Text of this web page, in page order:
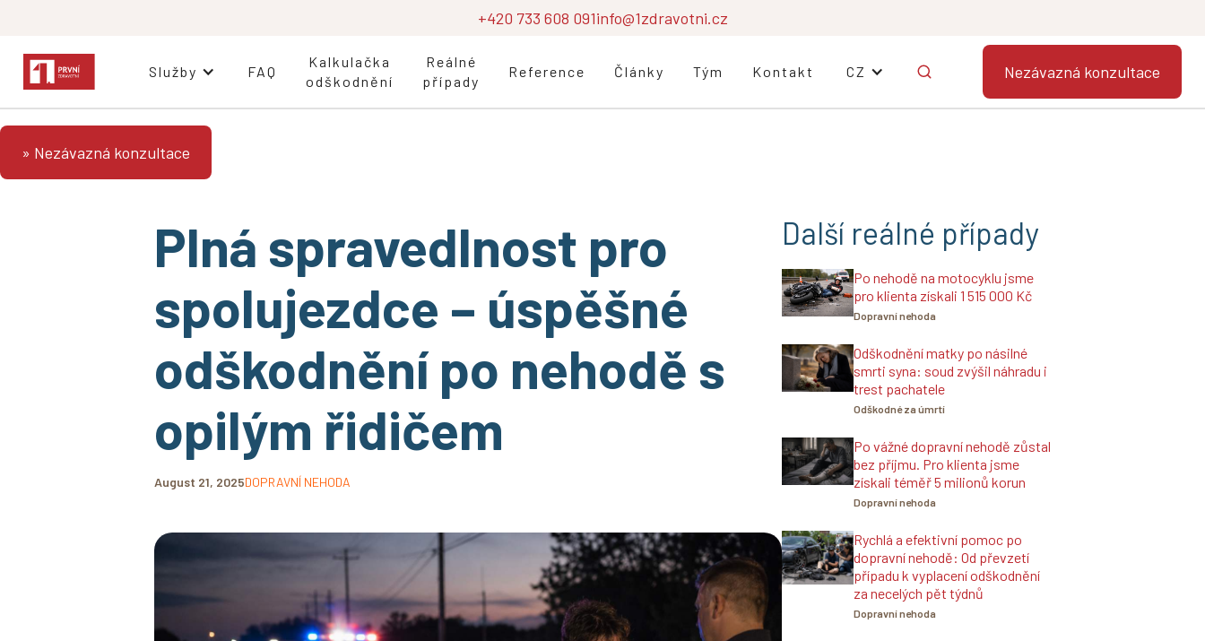
+420 733 608 091info@1zdravotni.cz
Služby FAQ
Kalkulačka
odškodnění
Reálné
případy
Reference Články Tým Kontakt CZ Nezávazná konzultace
» Nezávazná konzultace
Plná spravedlnost pro
spolujezdce – úspěšné
odškodnění po nehodě s
opilým řidičem
August 21, 2025DOPRAVNÍ NEHODA
Další reálné případy
Po nehodě na motocyklu jsme
pro klienta získali 1 515 000 Kč
Dopravní nehoda
Odškodnění matky po násilné
smrti syna: soud zvýšil náhradu i
trest pachatele
Odškodné za úmrtí
Po vážné dopravní nehodě zůstal
bez příjmu. Pro klienta jsme
získali téměř 5 milionů korun
Dopravní nehoda
Rychlá a efektivní pomoc po
dopravní nehodě: Od převzetí
případu k vyplacení odškodnění
za necelých pět týdnů
Dopravní nehoda